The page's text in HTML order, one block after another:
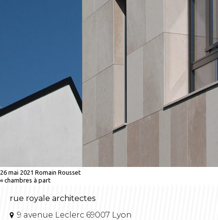
26 mai 2021 Romain Rousset
« chambres à part
rue royale architectes
9 avenue Leclerc 69007 Lyon